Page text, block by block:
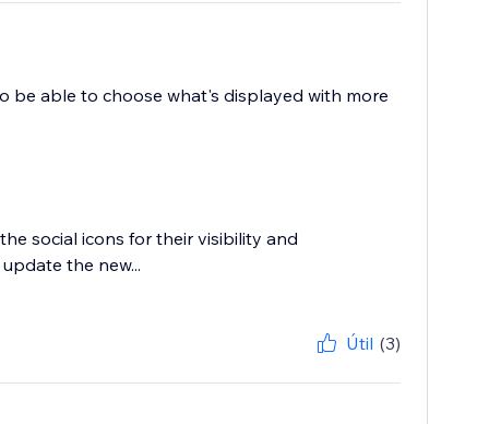
be able to choose what's displayed with more
social icons for their visibility and
the new...
Útil (3)